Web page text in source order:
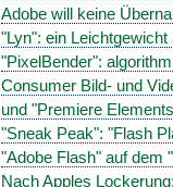
Adobe will keine
"Lyn": ein
"PixelBender":
Consumer Bild- und
und "Premiere
"Sneak Peak": "Flash
"Adobe Flash" auf dem
Nach Apples